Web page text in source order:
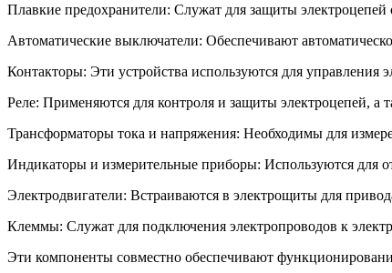
Плавкие предохранители: Служат для защиты электроцепей
Автоматические выключатели: Обеспечивают
Контакторы: Эти устройства используются для
Реле: Применяются для контроля и защиты электроцепей, а
Трансформаторы тока и напряжения: Необходимы для
Индикаторы и измерительные приборы: Используются для
Электродвигатели: Встраиваются в электрощиты для
Клеммы: Служат для подключения электропроводов к
Эти компоненты совместно обеспечивают